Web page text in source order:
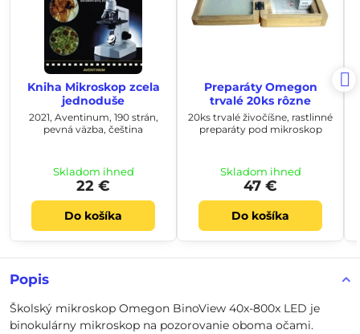
Popis
Školský mikroskop Omegon BinoView 40x-800x LED je
binokulárny mikroskop na pozorovanie oboma očami.
Kniha Mikroskop zcela
jednoduše
2021, Aventinum, 190 strán,
pevná väzba, čeština
Skladom ihneď
22 €
Do košíka
Preparáty Omegon
trvalé 20ks rôzne
20ks trvalé živočíšne, rastlinné
preparáty pod mikroskop
Skladom ihneď
47 €
Do košíka